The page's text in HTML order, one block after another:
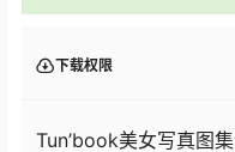
下载权限
Tun’book美女写真图